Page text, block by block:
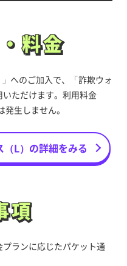
料金
料金
へのご加入で、「詐欺ウォ
ただけます。利用料金
生しません。
L）の詳細をみる
項
項
ランに応じたパケット通